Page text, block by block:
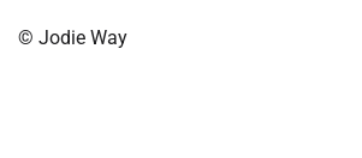
© Jodie Way